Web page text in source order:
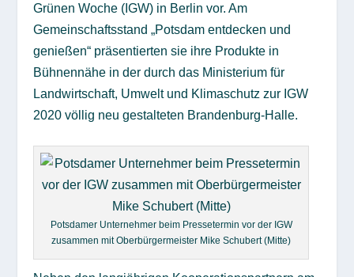
Grünen Woche (IGW) in Berlin vor. Am
Gemeinschaftsstand „Potsdam entdecken und
genießen“ präsentierten sie ihre Produkte in
Bühnennähe in der durch das Ministerium für
Landwirtschaft, Umwelt und Klimaschutz zur IGW
2020 völlig neu gestalteten Brandenburg-Halle.
Potsdamer Unternehmer beim Pressetermin vor der IGW
zusammen mit Oberbürgermeister Mike Schubert (Mitte)